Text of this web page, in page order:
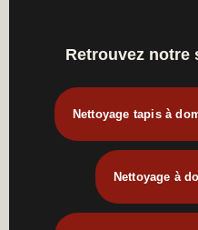
Retrouvez notre
Nettoyage tapis à
Nettoyage à